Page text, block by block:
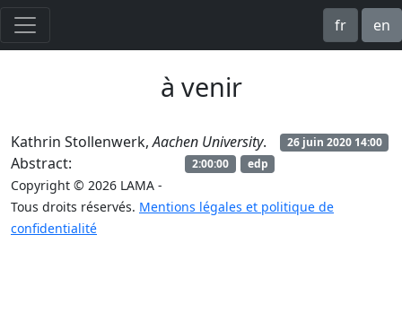
fr en
à venir
Kathrin Stollenwerk,Aachen University.
26 juin 2020 14:00
edp
2:00:00
Abstract:
Copyright © 2026 LAMA -
Tous droits réservés. Mentions légales et politique de
confidentialité